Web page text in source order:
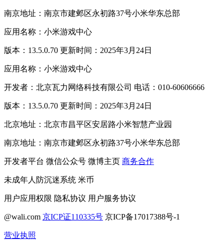
南京地址：南京市建邺区永初路37号小米华东总部
应用名称：小米游戏中心
版本：13.5.0.70 更新时间：2025年3月24日
应用名称：小米游戏中心
开发者：北京瓦力网络科技有限公司 电话：010-60606666
版本：13.5.0.70 更新时间：2025年3月24日
北京地址：北京市昌平区安居路小米智慧产业园
南京地址：南京市建邺区永初路37号小米华东总部
开发者平台 微信公众号 微博主页 商务合作
未成年人防沉迷系统 米币
用户应用权限 隐私协议 用户服务协议
@wali.com 京ICP证110335号 京ICP备17017388号-1
营业执照